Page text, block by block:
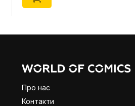
Про нас
Контакти